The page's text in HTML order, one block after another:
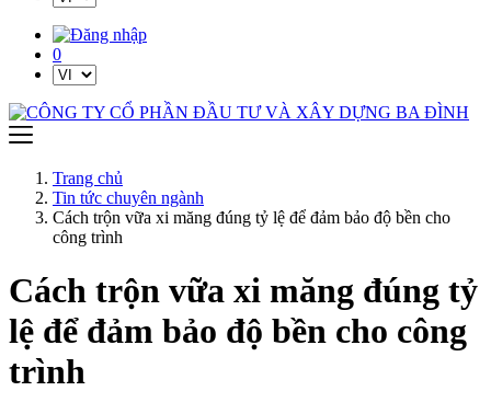
0
Trang chủ
Tin tức chuyên ngành
Cách trộn vữa xi măng đúng tỷ lệ để đảm bảo độ bền cho
công trình
Cách trộn vữa xi măng đúng tỷ
lệ để đảm bảo độ bền cho công
trình